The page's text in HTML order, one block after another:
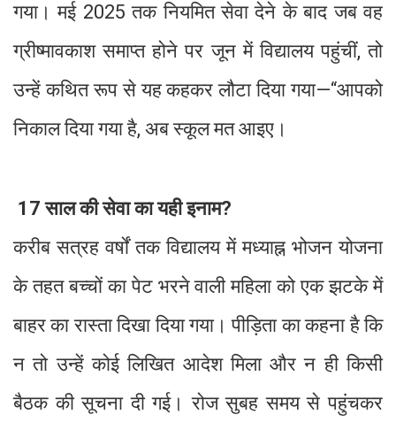
गया। मई 2025 तक नियमित सेवा देने के बाद जब वह
ग्रीष्मावकाश समाप्त होने पर जून में विद्यालय पहुंचीं, तो
उन्हें कथित रूप से यह कहकर लौटा दिया गया—“आपको
निकाल दिया गया है, अब स्कूल मत आइए।
17 साल की सेवा का यही इनाम?
करीब सत्रह वर्षों तक विद्यालय में मध्याह्न भोजन योजना
के तहत बच्चों का पेट भरने वाली महिला को एक झटके में
बाहर का रास्ता दिखा दिया गया। पीड़िता का कहना है कि
न तो उन्हें कोई लिखित आदेश मिला और न ही किसी
बैठक की सूचना दी गई। रोज सुबह समय से पहुंचकर